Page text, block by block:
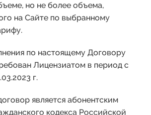
но не более объема,
на Сайте по выбранному
по настоящему Договору
Лицензиатом в период с
г.
является абонентским
кодекса Российской